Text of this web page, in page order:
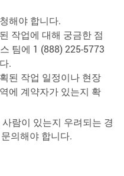
해야 합니다.
작업에 대해 궁금한 점
팀에 1 (888) 225-5773
.
된 작업 일정이나 현장
에 계약자가 있는지 확
람이 있는지 우려되는 경
의해야 합니다.